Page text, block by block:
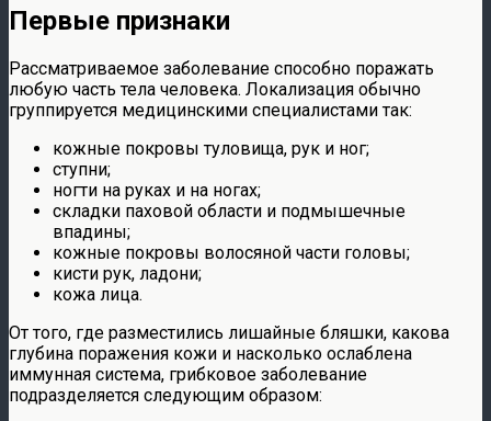
Первые признаки
Рассматриваемое заболевание способно поражать
любую часть тела человека. Локализация обычно
группируется медицинскими специалистами так:
кожные покровы туловища, рук и ног;
ступни;
ногти на руках и на ногах;
складки паховой области и подмышечные
впадины;
кожные покровы волосяной части головы;
кисти рук, ладони;
кожа лица.
От того, где разместились лишайные бляшки, какова
глубина поражения кожи и насколько ослаблена
иммунная система, грибковое заболевание
подразделяется следующим образом: